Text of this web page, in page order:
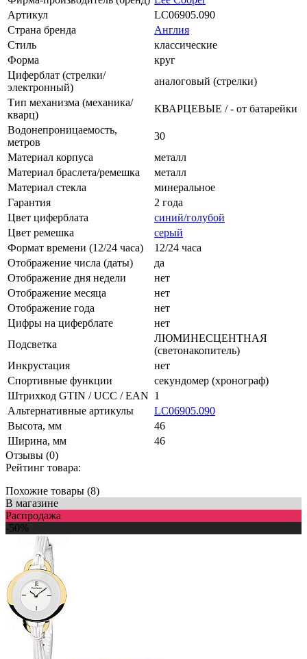
Артикул
LC06905.090
Страна бренда
Англия
Стиль
классические
Форма
круг
Циферблат (стрелки/
электронный)
аналоговый (стрелки)
Тип механизма (механика/
кварц)
КВАРЦЕВЫЕ / - от батарейки
Водонепроницаемость,
метров
30
Материал корпуса
металл
Материал браслета/ремешка
металл
Материал стекла
минеральное
Гарантия
2 года
Цвет циферблата
синий/голубой
Цвет ремешка
серый
Формат времени (12/24 часа)
12/24 часа
Отображение числа (даты)
да
Отображение дня недели
нет
Отображение месяца
нет
Отображение года
нет
Цифры на циферблате
нет
Подсветка
ЛЮМИНЕСЦЕНТНАЯ
(светонакопитель)
Инкрустация
нет
Спортивные функции
секундомер (хронограф)
Штрихкод GTIN / UCC / EAN 1
Альтернативные артикулы
LC06905.090
Высота, мм
46
Ширина, мм
46
Отзывы (0)
Рейтинг товара:
Похожие товары (8)
В магазине
Распродажа
-50%